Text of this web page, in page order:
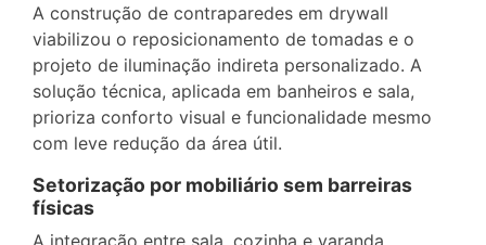
A construção de contraparedes em drywall
viabilizou o reposicionamento de tomadas e o
projeto de iluminação indireta personalizado. A
solução técnica, aplicada em banheiros e sala,
prioriza conforto visual e funcionalidade mesmo
com leve redução da área útil.
Setorização por mobiliário sem barreiras
físicas
A integração entre sala, cozinha e varanda